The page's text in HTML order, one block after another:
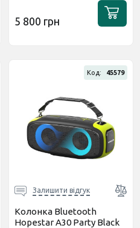
5 800 грн
Код: 45579
Залишити відгук
Колонка Bluetooth
Hopestar A30 Party Black